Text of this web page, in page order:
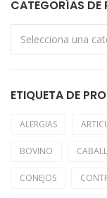
CATEGORÍAS DE
Selecciona una
ETIQUETA DE
ALERGIAS
BOVINO
CONEJOS